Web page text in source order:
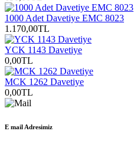
1000 Adet Davetiye EMC 8023
1.170,00TL
YCK 1143 Davetiye
0,00TL
MCK 1262 Davetiye
0,00TL
E mail Adresimiz